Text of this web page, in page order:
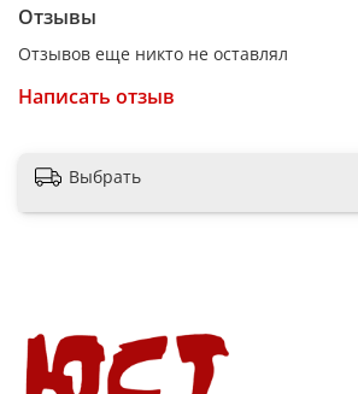
есть
Диагональ
32-55"
40 кг
Цвет
Отзывы
Отзывов еще никто не оставлял
Написать отзыв
Выбрать